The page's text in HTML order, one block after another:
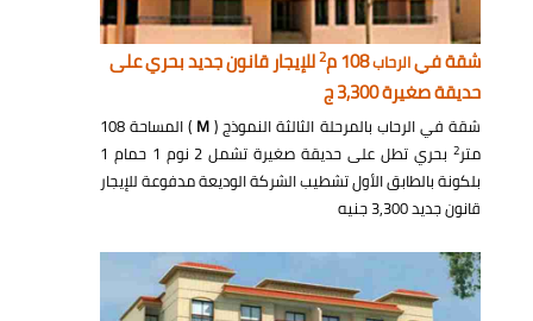
شقة فيالرحاب108 م 2للإيجار قانون جديد بحري على
حديقة صغيرة 3,300 ج
شقة في الرحاب بالمرحلة الثالثة النموذج (M
) المساحة 108
متر2
بحري تطل على حديقة صغيرة تشمل 2 نوم 1 حمام 1
بلكونة بالطابق الأول تشطيب الشركة الوديعة مدفوعة للإيجار
قانون جديد 3,300 جنيه